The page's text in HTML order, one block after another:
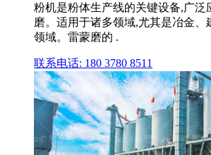
粉机是粉体生产线的关键设备,广泛
磨。适用于诸多领域,尤其是冶金、
领域。雷蒙磨的 .
联系电话: 180 3780 8511